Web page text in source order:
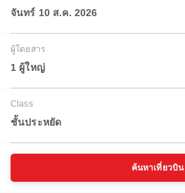
จันทร์ 10 ส.ค. 2026
ผู้โดยสาร
1 ผู้ใหญ่
Class
ชั้นประหยัด
ค้นหาเที่ยวบิน